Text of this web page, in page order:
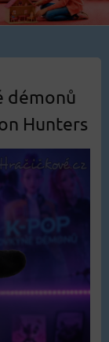
démonů
Hunters